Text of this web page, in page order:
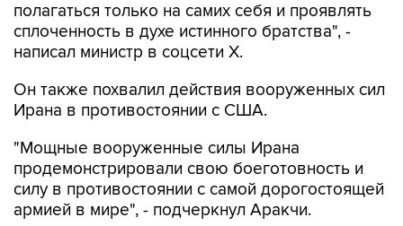
полагаться только на самих себя и проявлять
сплоченность в духе истинного братства", -
написал министр в соцсети Х.
Он также похвалил действия вооруженных сил
Ирана в противостоянии с США.
"Мощные вооруженные силы Ирана
продемонстрировали свою боеготовность и
силу в противостоянии с самой дорогостоящей
армией в мире", - подчеркнул Аракчи.